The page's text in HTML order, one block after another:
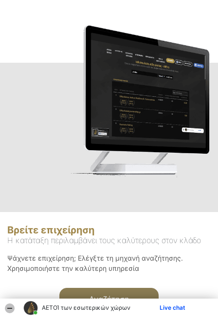
ΑΕΤΟΊ των εσωτερικών χώρων Live chat
Βρείτε επιχείρηση
Η κατάταξη περιλαμβάνει τους καλύτερους στον κλάδο
Ψάχνετε επιχείρηση; Ελέγξτε τη μηχανή αναζήτησης.
Χρησιμοποιήστε την καλύτερη υπηρεσία
Αναζήτηση